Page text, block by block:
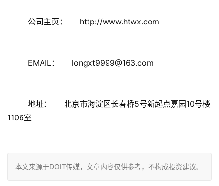
公司主页： http://www.htwx.com
EMAIL： longxt9999@163.com
地址： 北京市海淀区长春桥5号新起点嘉园10号楼
1106室
本文来源于DOIT传媒，文章内容仅供参考，不构成投资建议。